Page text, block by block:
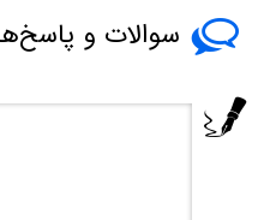
سوالات و